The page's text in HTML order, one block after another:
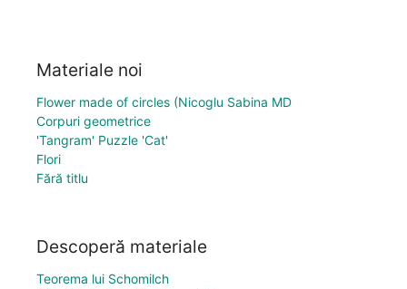
Materiale noi
Flower made of circles (Nicoglu Sabina MD
Corpuri geometrice
'Tangram' Puzzle 'Cat'
Flori
Fără titlu
Descoperă materiale
Teorema lui Schomilch